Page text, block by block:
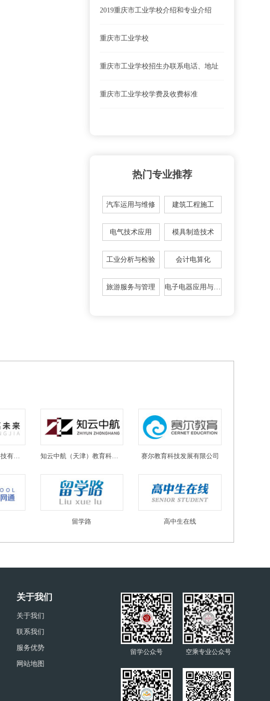
2019重庆市工业学校介绍和专业介绍
重庆市工业学校
重庆市工业学校招生办联系电话、地址
重庆市工业学校学费及收费标准
热门专业推荐
汽车运用与维修 建筑工程施工
电气技术应用 模具制造技术
工业分析与检验 会计电算化
旅游服务与管理 电子电器应用与维修
北京中嘉未来教育科技有限公司 知云中航（天津）教育科技有限公司 赛尔教育科技发展有限公司
留学路 高中生在线
关于我们
关于我们
联系我们
服务优势
网站地图
空乘专业公众号
留学公众号